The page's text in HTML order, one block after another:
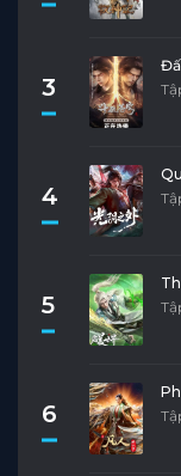
3
4
5
6